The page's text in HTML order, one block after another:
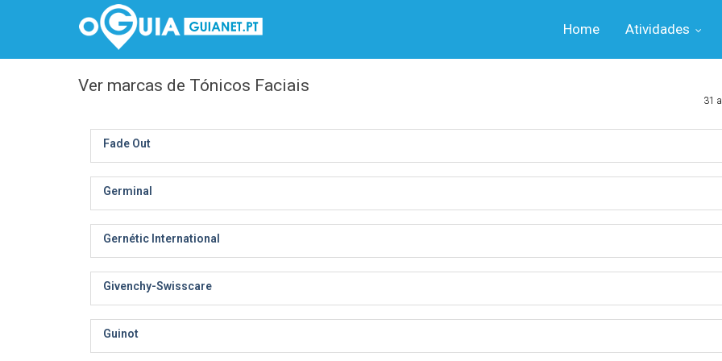
Home Atividades
Ver marcas de Tónicos Faciais
31
Fade Out
Germinal
Gernétic International
Givenchy-Swisscare
Guinot